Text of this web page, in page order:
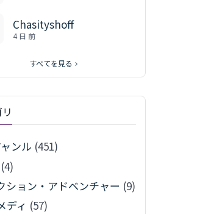
Chasityshoff
4 日 前
すべてを見る
ンル (451)
(4)
ション・アドベンチャー (9)
ディ (57)